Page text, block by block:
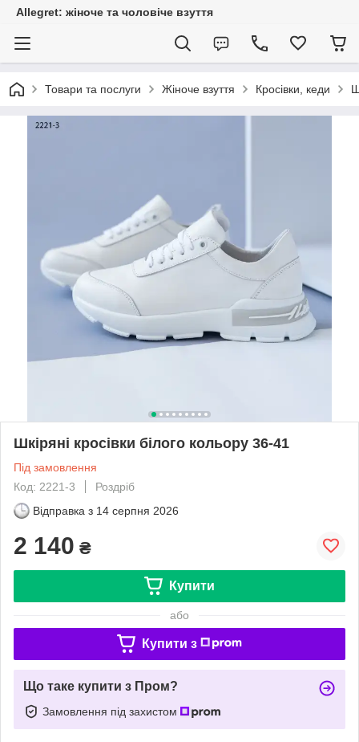
Allegret: жіноче та чоловіче взуття
Товари та послуги Жіноче взуття Кросівки, кеди
Шкіряні кросівки білого кольору 36-41
Під замовлення
Код: 2221-3
Роздріб
Відправка з 14 серпня 2026
2 140 ₴
Купити
або
Купити з
Що таке купити з Пром?
Замовлення під захистом